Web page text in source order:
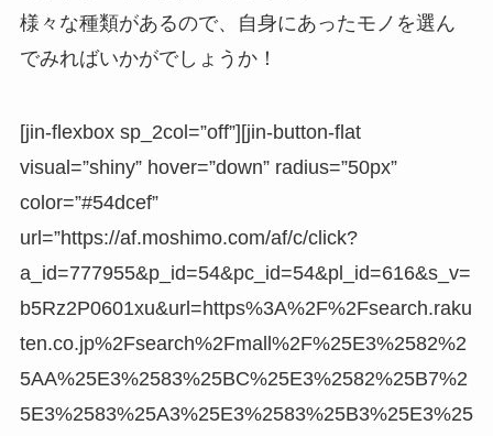
様々な種類があるので、自身にあったモノを選ん
でみればいかがでしょうか！
[jin-flexbox sp_2col=”off”][jin-button-flat
visual=”shiny” hover=”down” radius=”50px”
color=”#54dcef”
url=”https://af.moshimo.com/af/c/click?
a_id=777955&p_id=54&pc_id=54&pl_id=616&s_v=
b5Rz2P0601xu&url=https%3A%2F%2Fsearch.raku
ten.co.jp%2Fsearch%2Fmall%2F%25E3%2582%2
5AA%25E3%2583%25BC%25E3%2582%25B7%2
5E3%2583%25A3%25E3%2583%25B3%25E3%25